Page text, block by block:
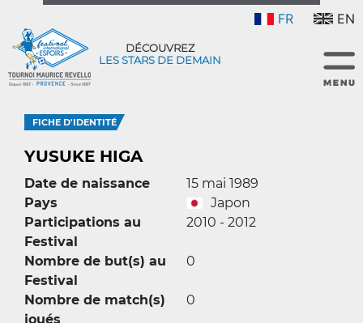
FR EN
DÉCOUVREZ
LES STARS DE DEMAIN
FICHE D'IDENTITÉ
YUSUKE HIGA
Date de naissance
15 mai 1989
Pays
Japon
Participations au
Festival
2010 - 2012
Nombre de but(s) au
Festival
0
Nombre de match(s)
joués
0